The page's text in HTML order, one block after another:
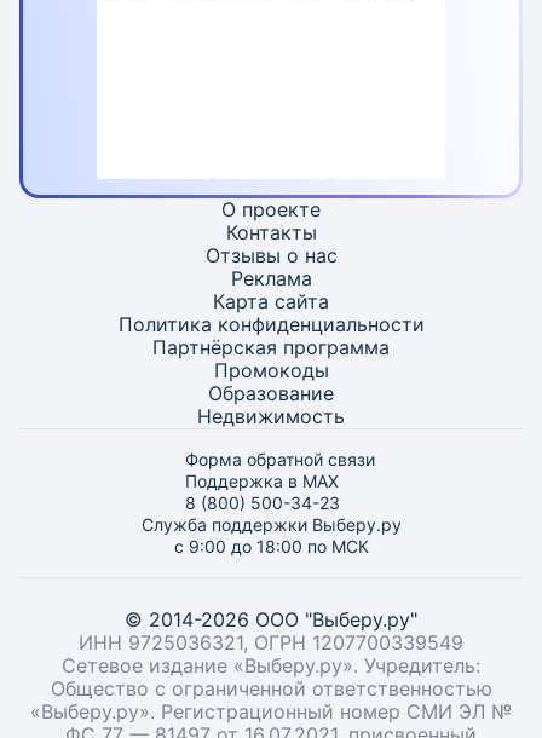
О проекте
Контакты
Отзывы о нас
Реклама
Карта сайта
Политика конфиденциальности
Партнёрская программа
Промокоды
Образование
Недвижимость
Форма обратной связи
Поддержка в MAX
8 (800) 500-34-23
Служба поддержки Выберу.ру
с 9:00 до 18:00 по МСК
© 2014-2026 ООО "Выберу.ру"
ИНН 9725036321, ОГРН 1207700339549
Сетевое издание «Выберу.ру». Учредитель:
Общество с ограниченной ответственностью
«Выберу.ру». Регистрационный номер СМИ ЭЛ №